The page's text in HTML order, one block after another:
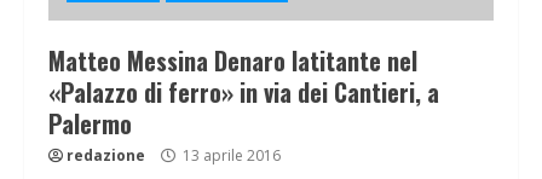
Matteo Messina Denaro latitante nel
«Palazzo di ferro» in via dei Cantieri, a
Palermo
redazione 13 aprile 2016